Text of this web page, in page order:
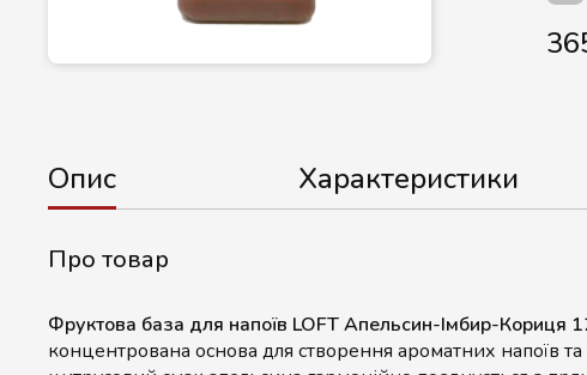
Опис Характеристики
Про товар
Фруктова база для напоїв LOFT Апельсин-Імбир-Кориця
концентрована основа для створення ароматних напоїв та